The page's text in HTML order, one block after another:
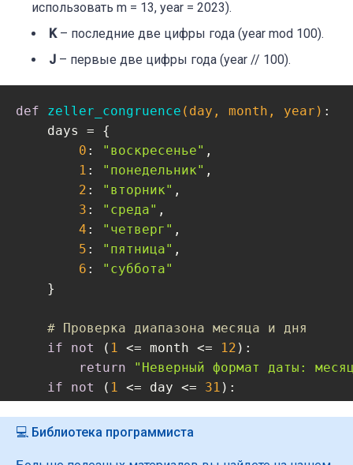
использовать m = 13, year = 2023).
K – последние две цифры года (year mod 100).
J – первые две цифры года (year // 100).
def zeller_congruence (day, month, year) :
    days = {
0 : "воскресенье" ,
1 : "понедельник" ,
2 : "вторник" ,
3 : "среда" ,
4 : "четверг" ,
5 : "пятница" ,
6 :
"суббота"
    }
# Проверка диапазона месяца и дня
if
not ( 1 <= month <= 12 ):
return
"Неверный формат даты:
if
not ( 1 <= day <= 31 ):
💻 Библиотека программиста